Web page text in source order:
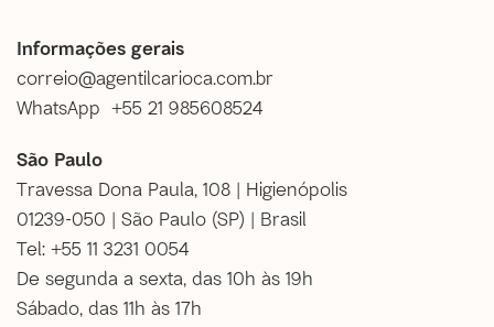
Informações gerais
correio@agentilcarioca.com.br
WhatsApp +55 21 985608524
São Paulo
Travessa Dona Paula, 108 | Higienópolis
01239-050 | São Paulo (SP) | Brasil
Tel: +55 11 3231 0054
De segunda a sexta, das 10h às 19h
Sábado, das 11h às 17h